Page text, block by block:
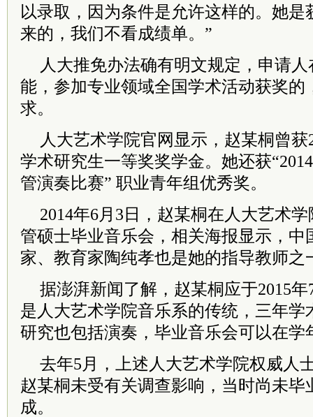
以录取，因为条件是允许这样的。她是
来的，我们不看成绩单。”
人大推免办法确有明文规定，申请
能，参加专业领域全国学术活动获奖的
求。
人大艺术学院官网显示，赵某桐曾获
学术研究生一等奖奖学金。她还获
管演奏比赛” 职业青年组优秀奖。
2014年6月3日，赵某桐在人大艺术
管硕士毕业音乐会，相关海报显示，中
家、教育家陶纯孝也是她的指导教师之
据澎湃新闻了解，赵某桐应于2015
是人大艺术学院音乐系的传统，三年学
研究也包括演奏，毕业音乐会可以在学
去年5月，上述人大艺术学院权威人
赵某桐未受有关调查影响，当时尚未毕
成。